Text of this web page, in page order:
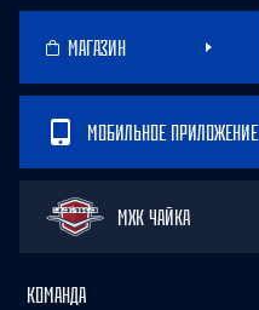
МАГАЗИН
МОБИЛЬНОЕ ПРИЛОЖЕНИЕ
МХК ЧАЙКА
КОМАНДА